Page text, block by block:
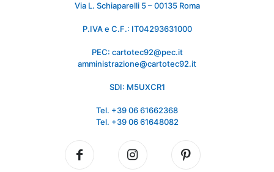
Via L. Schiaparelli 5 – 00135 Roma
P.IVA e C.F.: IT04293631000
PEC: cartotec92@pec.it
amministrazione@cartotec92.it
SDI: M5UXCR1
Tel. +39 06 61662368
Tel. +39 06 61648082